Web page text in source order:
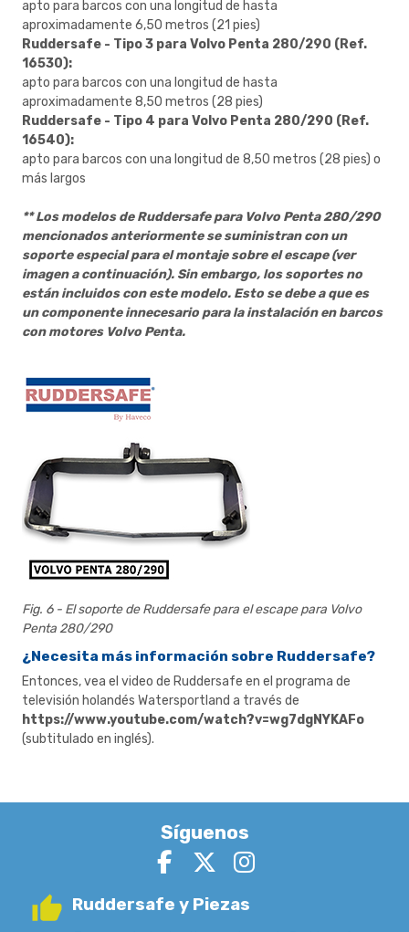
apto para barcos con una longitud de hasta
aproximadamente 6,50 metros (21 pies)
Ruddersafe - Tipo 3 para Volvo Penta 280/290 (Ref.
16530):
apto para barcos con una longitud de hasta
aproximadamente 8,50 metros (28 pies)
Ruddersafe - Tipo 4 para Volvo Penta 280/290 (Ref.
16540):
apto para barcos con una longitud de 8,50 metros (28 pies) o
más largos
** Los modelos de Ruddersafe para Volvo Penta 280/290
mencionados anteriormente se suministran con un
soporte especial para el montaje sobre el escape(ver
imagen a continuación). Sin embargo, los soportes no
están incluidos con este modelo. Esto se debe a que es
un componente innecesario para la instalación en barcos
con motores Volvo Penta.
Fig. 6 - El soporte de Ruddersafe para el escape para Volvo
Penta 280/290
¿Necesita más información sobre Ruddersafe?
Entonces, vea el video de Ruddersafe en el programa de
televisión holandés Watersportland a través de
https://www.youtube.com/watch?v=wg7dgNYKAFo
(subtitulado en inglés).
Síguenos
Ruddersafe y Piezas